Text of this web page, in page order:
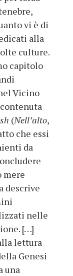
vi è di
alla
culture.
capitolo
Vicino
(Nell’alto,
che essi
da
mere
descrive
nelle
[…]
lettura
Genesi
una